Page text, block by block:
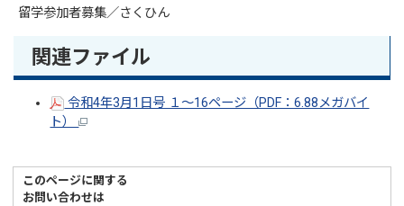
留学参加者募集／さくひん
関連ファイル
令和4年3月1日号 １～16ページ（PDF：6.88メガバイ
ト）
このページに関する
お問い合わせは